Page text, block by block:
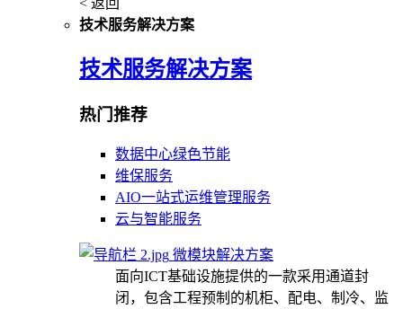
技术服务解决方案
技术服务解决方案
热门推荐
数据中心绿色节能
维保服务
AIO一站式运维管理服务
云与智能服务
微模块解决方案
面向ICT基础设施提供的一款采用通道封
闭，包含工程预制的机柜、配电、制冷、监